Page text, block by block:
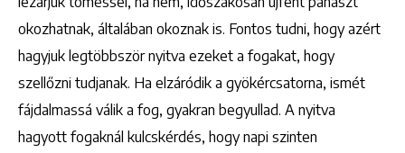
okozhatnak, általában okoznak is. Fontos tudni, hogy azért
hagyjuk legtöbbször nyitva ezeket a fogakat, hogy
szellőzni tudjanak. Ha elzáródik a gyökércsatorna, ismét
fájdalmassá válik a fog, gyakran begyullad. A nyitva
hagyott fogaknál kulcskérdés, hogy napi szinten